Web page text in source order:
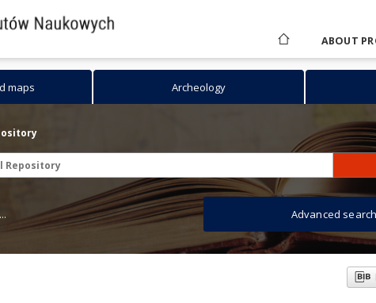
ABOUT
maps Archeology
Advanced